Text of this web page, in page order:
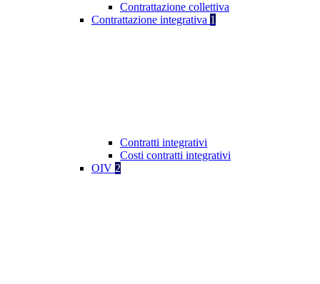
Contrattazione collettiva
Contrattazione integrativa 1
Contratti integrativi
Costi contratti integrativi
OIV 2